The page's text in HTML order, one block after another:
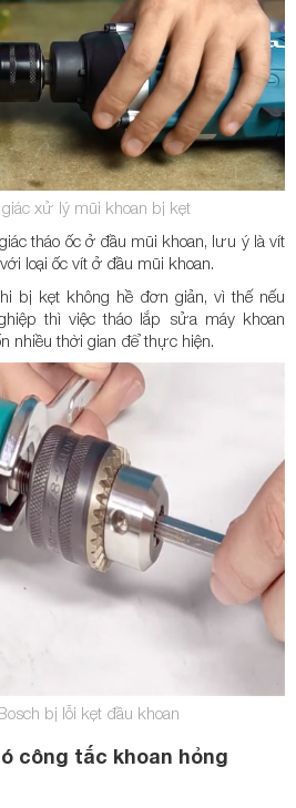
xử lý mũi khoan bị kẹt
tháo ốc ở đầu mũi khoan, lưu ý là vít
loại ốc vít ở đầu mũi khoan.
bị kẹt không hề đơn giản, vì thế nếu
thì việc tháo lắp sửa máy khoan
nhiều thời gian để thực hiện.
bị lỗi kẹt đầu khoan
công tắc khoan hỏng